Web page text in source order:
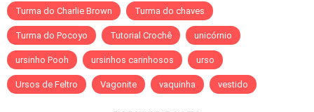
Turma do Charlie Brown Turma do chaves
Turma do Pocoyo Tutorial Crochê unicórnio
ursinho Pooh ursinhos carinhosos urso
Ursos de Feltro Vagonite vaquinha vestido